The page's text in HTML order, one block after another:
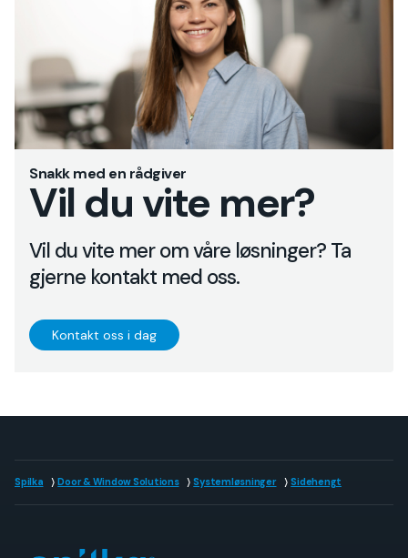
Snakk med en rådgiver
Vil du vite mer?
Vil du vite mer om våre løsninger? Ta
gjerne kontakt med oss.
Kontakt oss i dag
Spilka Door & Window Solutions Systemløsninger Sidehengt